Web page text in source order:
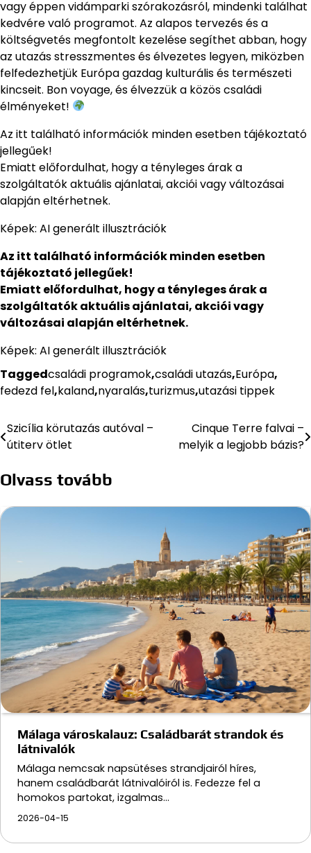
vagy éppen vidámparki szórakozásról, mindenki találhat
kedvére való programot. Az alapos tervezés és a
költségvetés megfontolt kezelése segíthet abban, hogy
az utazás stresszmentes és élvezetes legyen, miközben
felfedezhetjük Európa gazdag kulturális és természeti
kincseit. Bon voyage, és élvezzük a közös családi
élményeket!
Az itt található információk minden esetben tájékoztató
jellegűek!
Emiatt előfordulhat, hogy a tényleges árak a
szolgáltatók aktuális ajánlatai, akciói vagy változásai
alapján eltérhetnek.
Képek: AI generált illusztrációk
Az itt található információk minden esetben
tájékoztató jellegűek!
Emiatt előfordulhat, hogy a tényleges árak a
szolgáltatók aktuális ajánlatai, akciói vagy
változásai alapján eltérhetnek.
Képek: AI generált illusztrációk
Taggedcsaládi programok,családi utazás,Európa,
fedezd fel,kaland,nyaralás,turizmus,utazási tippek
Bejegyzés
Szicília körutazás autóval –
útiterv ötlet
Cinque Terre falvai –
melyik a legjobb bázis?
Olvass tovább
Málaga városkalauz: Családbarát strandok és
látnivalók
Málaga nemcsak napsütéses strandjairól híres,
hanem családbarát látnivalóiról is. Fedezze fel a
homokos partokat, izgalmas…
2026-04-15